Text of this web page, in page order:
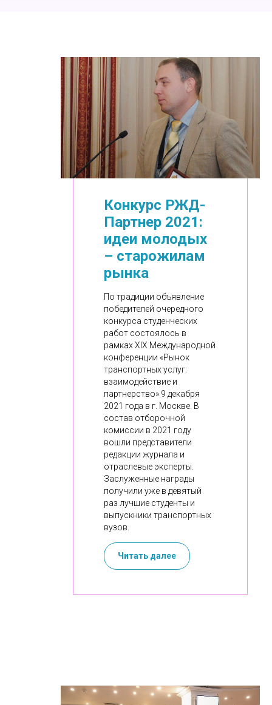
Конкурс РЖД-
Партнер 2021:
идеи молодых
– старожилам
рынка
По традиции объявление
победителей очередного
конкурса студенческих
работ состоялось в
рамках XIХ Международной
конференции «Рынок
транспортных услуг:
взаимодействие и
партнерство» 9 декабря
2021 года в г. Москве. В
состав отборочной
комиссии в 2021 году
вошли представители
редакции журнала и
отраслевые эксперты.
Заслуженные награды
получили уже в девятый
раз лучшие студенты и
выпускники транспортных
вузов.
Читать далее